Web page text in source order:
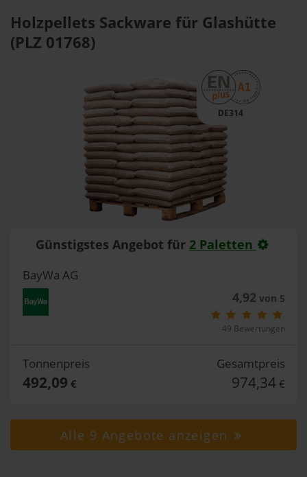
Holzpellets Sackware für Glashütte
(PLZ 01768)
DE314
Günstigstes Angebot für 2 Paletten
BayWa AG
4,92von 5
49 Bewertungen
Tonnenpreis
492,09 €
Gesamtpreis
974,34 €
Alle 9 Angebote anzeigen